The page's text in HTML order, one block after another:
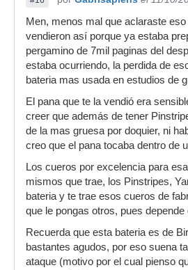
Men, menos mal que aclaraste eso
vendieron así porque ya estaba
pergamino de 7mil paginas del
estaba ocurriendo, la perdida de
bateria mas usada en estudios de
El pana que te la vendió era
creer que además de tener
de la mas gruesa por doquier, ni
creo que el pana tocaba dentro de
Los cueros por excelencia para
mismos que trae, los Pinstripes,
bateria y te trae esos cueros de
que le pongas otros, pues depende
Recuerda que esta bateria es de
bastantes agudos, por eso suena
ataque (motivo por el cual pienso